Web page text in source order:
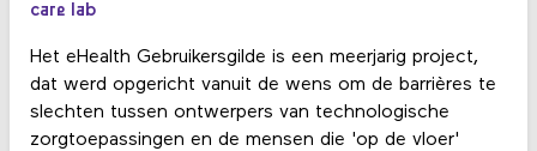
care lab
Het eHealth Gebruikersgilde is een meerjarig project,
dat werd opgericht vanuit de wens om de barrières te
slechten tussen ontwerpers van technologische
zorgtoepassingen en de mensen die 'op de vloer'